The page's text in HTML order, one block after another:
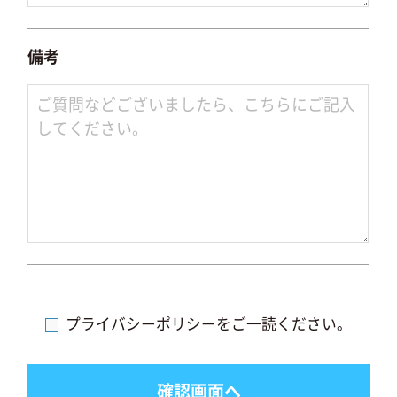
備考
プライバシーポリシーをご一読ください。
確認画面へ